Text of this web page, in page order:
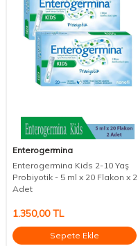
Enterogermina
Enterogermina Kids 2-10 Yaş
Probiyotik - 5 ml x 20 Flakon x 2
Adet
1.350,00TL
Sepete Ekle